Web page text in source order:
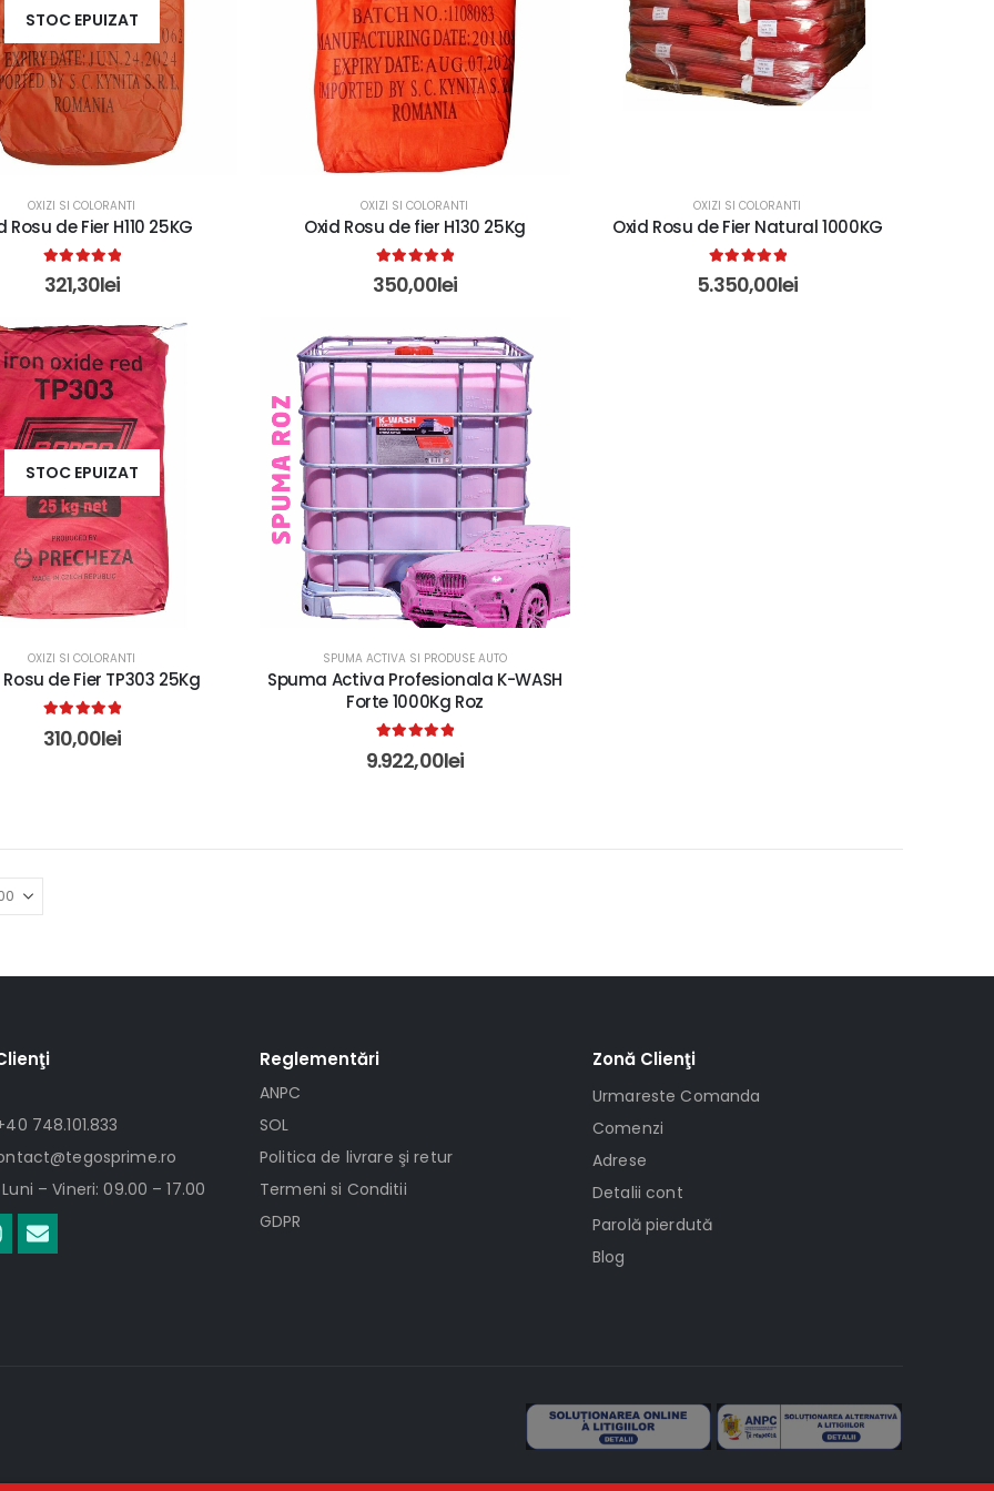
STOC EPUIZAT
OXIZI SI COLORANTI
Rosu de Fier H110 25KG
5.00out of 5
321,30lei
OXIZI SI COLORANTI
Oxid Rosu de fier H130 25Kg
5.00out of 5
350,00lei
OXIZI SI COLORANTI
Oxid Rosu de Fier Natural 1000KG
5.00out of 5
5.350,00lei
STOC EPUIZAT
OXIZI SI COLORANTI
de Fier TP303 25Kg
5.00 out of 5
310,00lei
SPUMA ACTIVA SI PRODUSE AUTO
Spuma Activa Profesionala K-WASH
Forte 1000Kg Roz
5.00 out of 5
9.922,00lei
748.101.833
– Vineri: 09.00 – 17.00
Reglementări
ANPC
SOL
Politica de livrare şi retur
Termeni si Conditii
GDPR
Zonă Clienţi
Urmareste Comanda
Comenzi
Adrese
Detalii cont
Parolă pierdută
Blog